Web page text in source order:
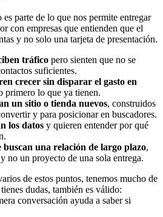
parte de lo que nos permite entregar
con empresas que entienden que el
y no solo una tarjeta de presentación.
tráfico pero sienten que no se
suficientes.
crecer sin disparar el gasto en
primero lo que ya tienen.
un sitio o tienda nuevos, construidos
y para posicionar en buscadores.
los datos y quieren entender por qué
buscan una relación de largo plazo,
no un proyecto de una sola entrega.
de estos puntos, tenemos mucho de
dudas, también es válido:
conversación ayuda a saber si